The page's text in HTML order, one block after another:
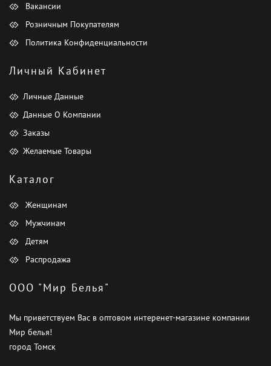
Вакансии
Розничным Покупателям
Политика Конфиденциальности
Личный Кабинет
Личные Данные
Данные О Компании
Заказы
Желаемые Товары
Каталог
Женщинам
Мужчинам
Детям
Распродажа
ООО "Мир Белья"
Мы приветствуем Вас в оптовом интеренет-магазине компании
Мир белья!
город Томск